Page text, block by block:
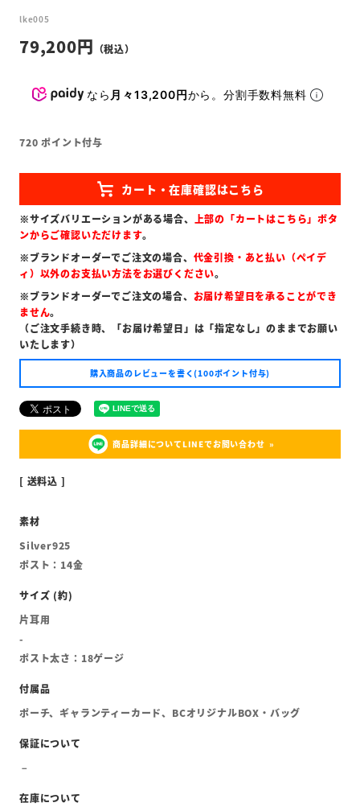
lke005
79,200
なら 月々13,200円から。分割手数料無料
720 ポイント付与
※サイズバリエーションがある場合、 上部の「カートはこちら」ボタ
ンからご確認いただけます。
※ブランドオーダーでご注文の場合、 代金引換・あと払い（ペイデ
ィ）以外のお支払い方法をお選びください。
※ブランドオーダーでご注文の場合、 お届け希望日を承ることができ
ません。
（ご注文手続き時、「お届け希望日」は「指定なし」のままでお願い
いたします）
購入商品のレビューを書く(100ポイント付与)
商品詳細についてLINEでお問い合わせ
送料込
Silver925
ポスト：14金
片耳用
-
ポスト太さ：18ゲージ
ポーチ、ギャランティーカード、BCオリジナルBOX・バッグ